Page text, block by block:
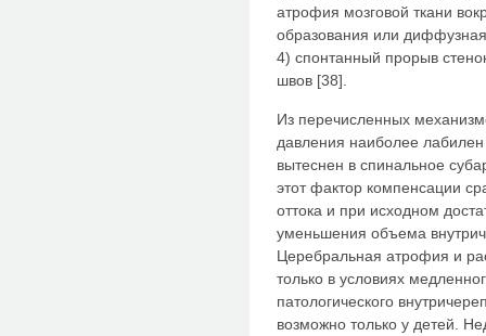
атрофия мозговой ткани
образования или
4) спонтанный прорыв
швов [38].
Из перечисленных
давления наиболее
вытеснен в спинальное
этот фактор компенсации
оттока и при исходном
уменьшения объема
Церебральная атрофия и
только в условиях
патологического
возможно только у детей.